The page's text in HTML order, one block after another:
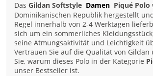
DasGildan Softstyle Damen Piqué Polo
Dominikanischen Republik hergestellt
Regel innerhalb von 2-4 Werktagen
sich um ein sommerliches
seine Atmungsaktivität und Leichtigkeit
Vertrauen Sie auf die Qualität von
Sie, warum dieses Polo in der Kategorie
unser Bestseller ist.